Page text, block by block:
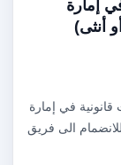
إمارة
أنثى)
في إمارة
الى فريق